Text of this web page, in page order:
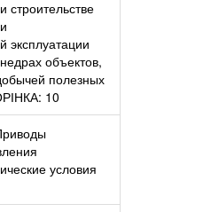
строительстве
эксплуатации
объектов,
полезных
10
условия